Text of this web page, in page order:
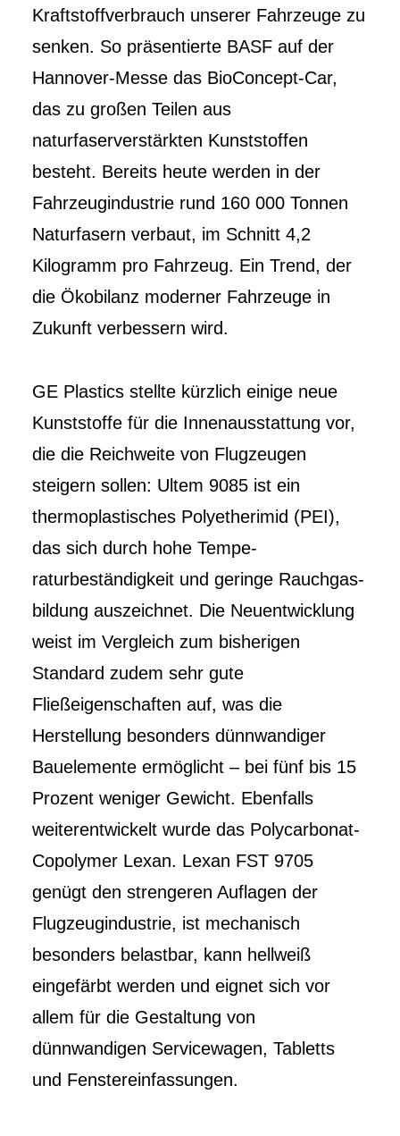
Kraftstoffverbrauch unserer Fahrzeuge zu
senken. So präsentierte BASF auf der
Hannover-Messe das BioConcept-Car,
das zu großen Teilen aus
naturfaserverstärkten Kunststoffen
besteht. Bereits heute werden in der
Fahrzeugindustrie rund 160 000 Tonnen
Naturfasern verbaut, im Schnitt 4,2
Kilogramm pro Fahrzeug. Ein Trend, der
die Ökobilanz moderner Fahrzeuge in
Zukunft verbessern wird.
GE Plastics stellte kürzlich einige neue
Kunststoffe für die Innenausstattung vor,
die die Reichweite von Flugzeugen
steigern sollen: Ultem 9085 ist ein
thermoplastisches Poly­etherimid (PEI),
das sich durch hohe Tempe­
raturbeständigkeit und geringe Rauchgas­
bil­dung auszeichnet. Die Neuentwicklung
weist im Vergleich zum bisherigen
Standard zu­dem sehr gute
Fließeigenschaften auf, was die
Herstellung besonders dünnwandiger
Bauelemente ermöglicht – bei fünf bis 15
Prozent weniger Gewicht. Ebenfalls
weiterentwickelt wurde das Polycarbonat-
Copolymer Lexan. Lexan FST 9705
genügt den strengeren Auflagen der
Flugzeugindustrie, ist mechanisch
besonders be­lastbar, kann hellweiß
eingefärbt werden und eignet sich vor
allem für die Gestaltung von
dünnwandigen Servicewagen, Tabletts
und Fens­tereinfassungen.